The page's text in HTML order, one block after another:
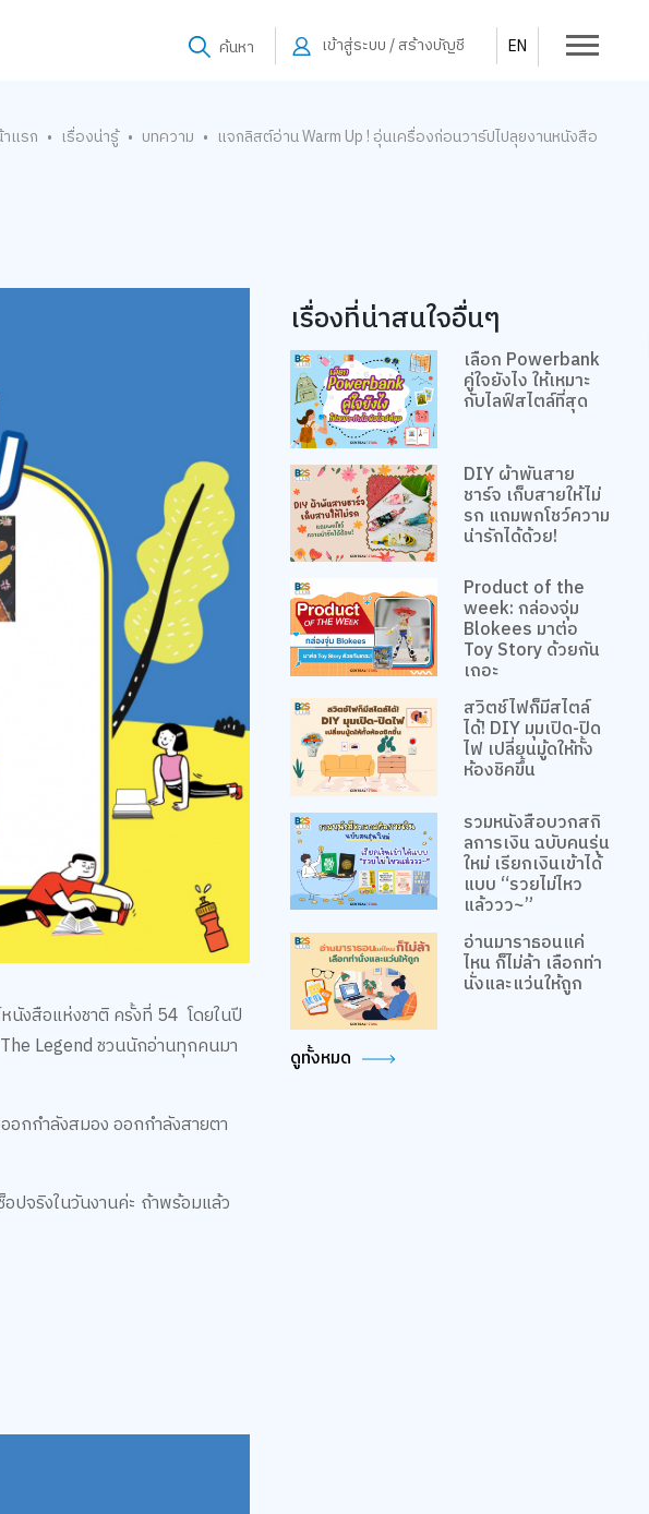
ค้นหา เข้าสู่ระบบ / สร้างบัญชี EN
แรก • เรื่องน่ารู้ • บทความ • แจกลิสต์อ่าน Warm Up ! อุ่นเครื่องก่อนวาร์ปไปลุยงานหนังสือ
นังสือแห่งชาติ ครั้งที่ 54 โดยในปี
Legend ชวนนักอ่านทุกคนมา
อกกำลังสมอง ออกกำลังสายตา
ปจริงในวันงานค่ะ ถ้าพร้อมแล้ว
เรื่องที่น่าสนใจอื่นๆ
เลือก Powerbank
คู่ใจยังไง ให้เหมาะ
กับไลฟ์สไตล์ที่สุด
DIY ผ้าพันสาย
ชาร์จ เก็บสายให้ไม่
รก แถมพกโชว์ความ
น่ารักได้ด้วย!
Product of the
week: กล่องจุ่ม
Blokees มาต่อ
Toy Story ด้วยกัน
เถอะ
สวิตช์ไฟก็มีสไตล์
ได้! DIY มุมเปิด-ปิด
ไฟ เปลี่ยนมู้ดให้ทั้ง
ห้องชิคขึ้น
รวมหนังสือบวกสกิ
ลการเงิน ฉบับคนรุ่น
ใหม่ เรียกเงินเข้าได้
แบบ “รวยไม่ไหว
แล้ววว~”
อ่านมาราธอนแค่
ไหน ก็ไม่ล้า เลือกท่า
นั่งและแว่นให้ถูก
ดูทั้งหมด